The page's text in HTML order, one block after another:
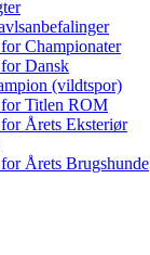
Championater
Dansk
(vildtspor)
Titlen ROM
Årets Eksteriør
Årets Brugshunde